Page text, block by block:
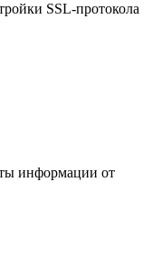
SSL-протокола
информации от